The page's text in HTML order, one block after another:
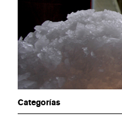
Categorías